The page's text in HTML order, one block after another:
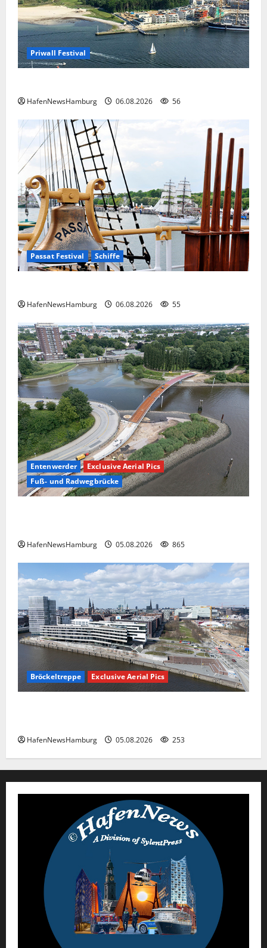
Priwall Festival
HafenNewsHamburg 06.08.2026 56
Passat Festival Schiffe
HafenNewsHamburg 06.08.2026 55
Entenwerder
Exclusive Aerial Pics
Fuß- und Radwegbrücke
HafenNewsHamburg 05.08.2026 865
Bröckeltreppe Exclusive Aerial Pics
HafenNewsHamburg 05.08.2026 253